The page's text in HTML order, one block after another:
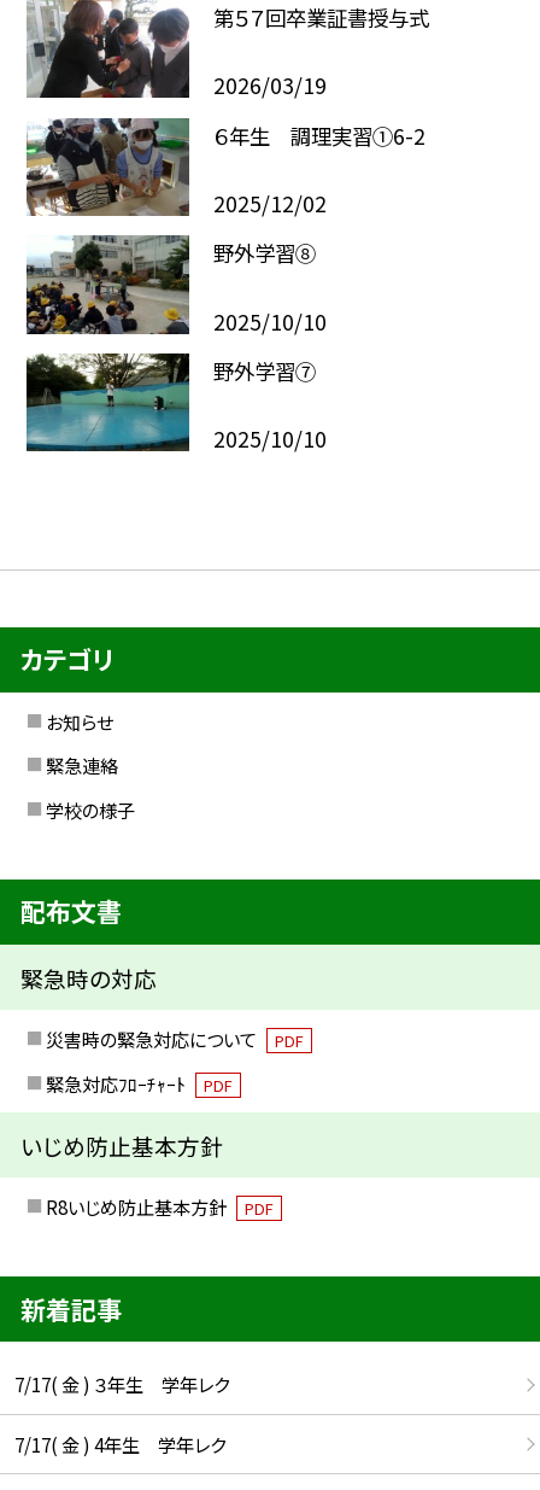
第５７回卒業証書授与式
2026/03/19
６年生 調理実習①6-2
2025/12/02
野外学習⑧
2025/10/10
野外学習⑦
2025/10/10
カテゴリ
お知らせ
緊急連絡
学校の様子
配布文書
緊急時の対応
災害時の緊急対応について PDF
緊急対応ﾌﾛｰﾁｬｰﾄ PDF
いじめ防止基本方針
R8いじめ防止基本方針 PDF
新着記事
7/17( 金 ) ３年生 学年レク
7/17( 金 ) 4年生 学年レク